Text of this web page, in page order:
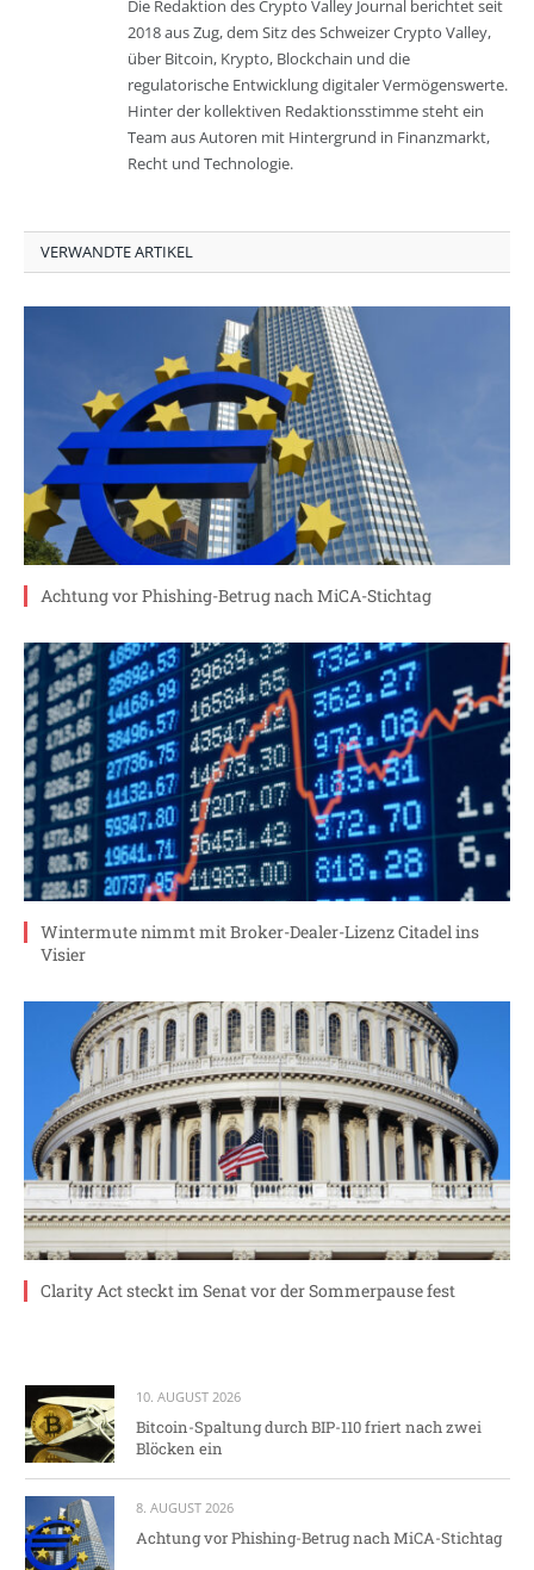
Die Redaktion des Crypto Valley Journal berichtet seit
2018 aus Zug, dem Sitz des Schweizer Crypto Valley,
über Bitcoin, Krypto, Blockchain und die
regulatorische Entwicklung digitaler Vermögenswerte.
Hinter der kollektiven Redaktionsstimme steht ein
Team aus Autoren mit Hintergrund in Finanzmarkt,
Recht und Technologie.
VERWANDTE ARTIKEL
Achtung vor Phishing-Betrug nach MiCA-Stichtag
Wintermute nimmt mit Broker-Dealer-Lizenz Citadel ins
Visier
Clarity Act steckt im Senat vor der Sommerpause fest
10. AUGUST 2026
Bitcoin-Spaltung durch BIP-110 friert nach zwei
Blöcken ein
8. AUGUST 2026
Achtung vor Phishing-Betrug nach MiCA-Stichtag